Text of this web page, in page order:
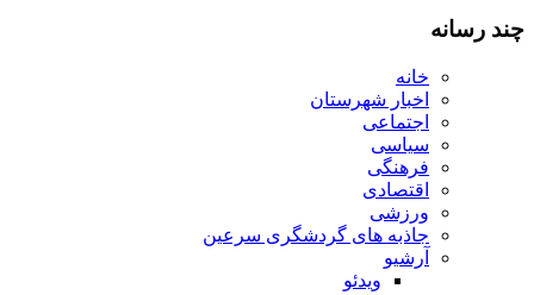
چند رسانه
خانه
اخبار شهرستان
اجتماعی
سیاسی
فرهنگی
اقتصادی
ورزشی
جاذبه های گردشگری سرعین
آرشیو
ویدئو